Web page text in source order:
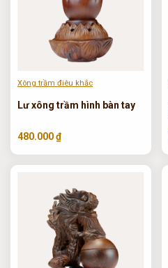
Xông trầm điêu khắc
Lư xông trầm hình bàn tay
480.000 ₫